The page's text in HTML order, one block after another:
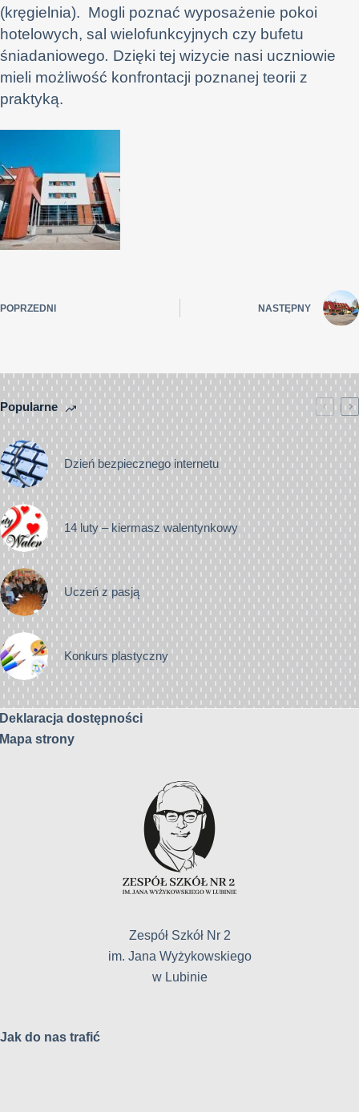
(kręgielnia). Mogli poznać wyposażenie pokoi
hotelowych, sal wielofunkcyjnych czy bufetu
śniadaniowego. Dzięki tej wizycie nasi uczniowie
mieli możliwość konfrontacji poznanej teorii z
praktyką.
POPRZEDNI NASTĘPNY
Popularne
Dzień bezpiecznego internetu
14 luty – kiermasz walentynkowy
Uczeń z pasją
Konkurs plastyczny
Deklaracja dostępności
Mapa strony
Zespół Szkół Nr 2
im. Jana Wyżykowskiego
w Lubinie
Jak do nas trafić